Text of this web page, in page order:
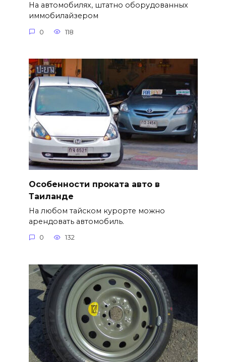
На автомобилях, штатно оборудованных
иммобилайзером
0 118
Особенности проката авто в
Таиланде
На любом тайском курорте можно
арендовать автомобиль.
0 132